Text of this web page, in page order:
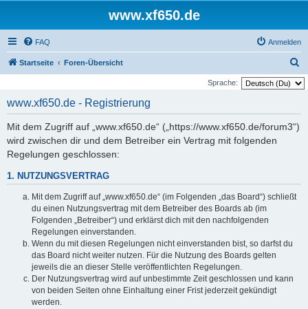
www.xf650.de
FAQ Anmelden
Startseite Foren-Übersicht
u
Sprache:
www.xf650.de - Registrierung
Mit dem Zugriff auf „www.xf650.de“ („https://www.xf650.de/forum3“)
wird zwischen dir und dem Betreiber ein Vertrag mit folgenden
Regelungen geschlossen:
1. NUTZUNGSVERTRAG
Mit dem Zugriff auf „www.xf650.de“ (im Folgenden „das Board“) schließt
du einen Nutzungsvertrag mit dem Betreiber des Boards ab (im
Folgenden „Betreiber“) und erklärst dich mit den nachfolgenden
Regelungen einverstanden.
Wenn du mit diesen Regelungen nicht einverstanden bist, so darfst du
das Board nicht weiter nutzen. Für die Nutzung des Boards gelten
jeweils die an dieser Stelle veröffentlichten Regelungen.
Der Nutzungsvertrag wird auf unbestimmte Zeit geschlossen und kann
von beiden Seiten ohne Einhaltung einer Frist jederzeit gekündigt
werden.